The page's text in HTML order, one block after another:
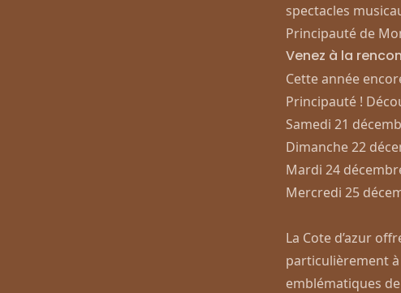
spectacles
Principauté de
Venez à la
Cette année
Principauté !
Samedi 21
Dimanche 22
Mardi 24
Mercredi 25
La Cote d’azur
particulièrement à
emblématiques